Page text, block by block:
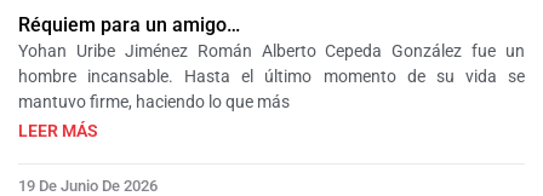
Réquiem para un amigo…
Yohan Uribe Jiménez Román Alberto Cepeda González fue un
hombre incansable. Hasta el último momento de su vida se
mantuvo firme, haciendo lo que más
LEER MÁS
19 De Junio De 2026